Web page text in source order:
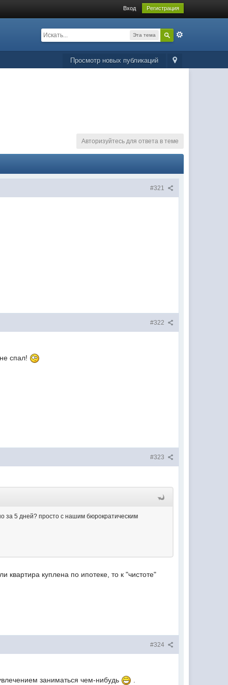
Вход Регистрация
Эта тема
Просмотр новых публикаций
Авторизуйтесь для ответа в теме
#321
#322
спал!
#323
за 5 дней? просто с нашим бюрократическим
куплена по ипотеке, то к "чистоте"
#324
заниматься чем-нибудь